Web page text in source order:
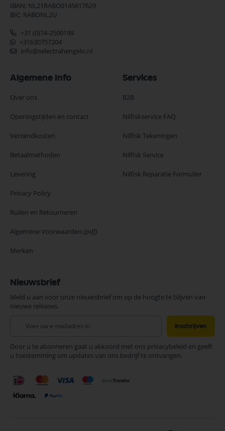
IBAN: NL21RABO0145617629
BIC: RABONL2U
+31 (0)74-2500199
+31630757204
info@selectrahengelo.nl
Algemene Info
Over ons
Openingstijden en contact
Verzendkosten
Betaalmethoden
Levering
Privacy Policy
Ruilen en Retourneren
Algemene Voorwaarden (pdf)
Merken
Services
B2B
Nilfiskservice FAQ
Nilfisk Tekeningen
Nilfisk Service
Nilfisk Reparatie Formulier
Nieuwsbrief
Meld u aan voor onze nieuwsbrief om op de hoogte te blijven van
nieuwe releases.
onze
nieuwsbrief
Inschrijven
Door u te abonneren gaat u akkoord met ons privacybeleid en geeft
u toestemming om updates van ons bedrijf te ontvangen.